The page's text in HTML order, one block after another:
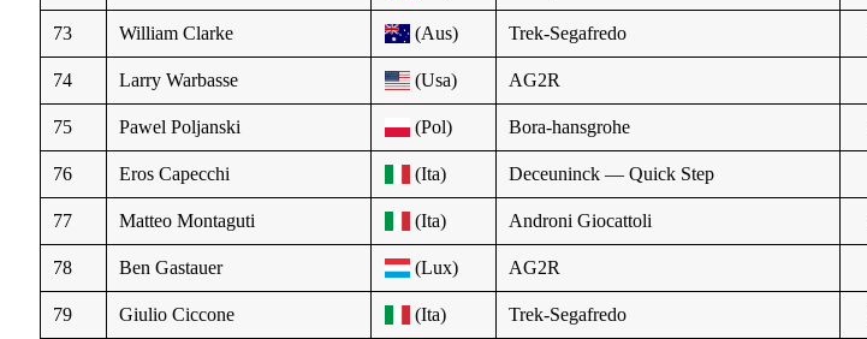
73 William Clarke (Aus) Trek-Segafredo
74 Larry Warbasse (Usa) AG2R
75 Pawel Poljanski (Pol) Bora-hansgrohe
76 Eros Capecchi (Ita) Deceuninck — Quick Step
77 Matteo Montaguti (Ita) Androni Giocattoli
78 Ben Gastauer (Lux) AG2R
79 Giulio Ciccone (Ita) Trek-Segafredo